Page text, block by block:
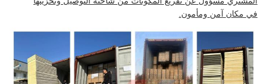
في مكان آمن ومأمون.